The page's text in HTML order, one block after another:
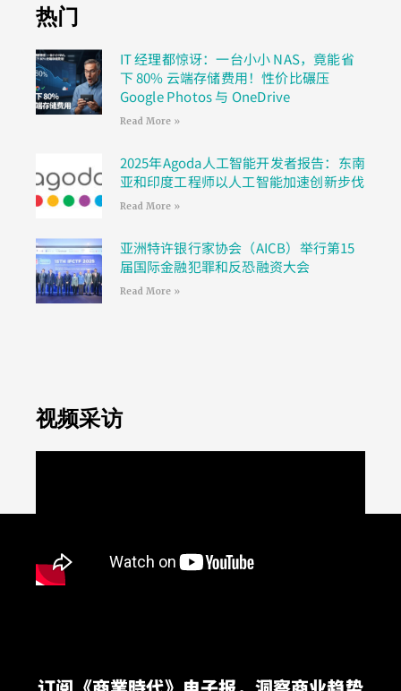
热门
IT 经理都惊讶：一台小小 NAS，竟能省
下 80% 云端存储费用！性价比碾压
Google Photos 与 OneDrive
Read More »
2025年Agoda人工智能开发者报告：东南
亚和印度工程师以人工智能加速创新步伐
Read More »
亚洲特许银行家协会（AICB）举行第15
届国际金融犯罪和反恐融资大会
Read More »
视频采访